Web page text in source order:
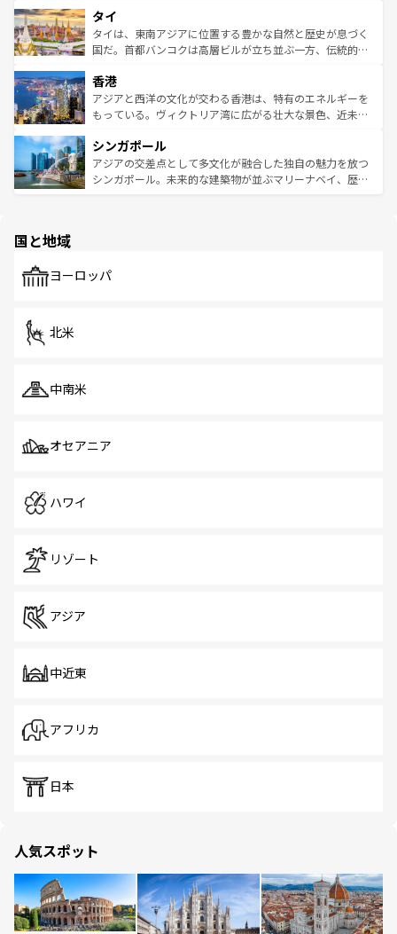
リティに包まれながら、韓国の多彩な魅力を心ゆくまで味
わってみてほしい。 なお、新着の韓国情報はコンテンツ一
覧を参照してほしい。
急速な発展と共に伝統が息づく。ハノイの古い町並みやホ
ーチミン市のフランス統治時代の建物も、独特の雰囲気を
醸し出している。また、バラエティの豊かさとおいしさで
とつ。フォーやバインミー、ベトナムコーヒーなどは、ぜ
ひ現地で味わいたい。どの地域を訪れてもあたたかい人々
が旅行者を迎えてくれるので、きっと忘れられない旅にな
参照してほしい。
タイ
タイは、東南アジアに位置する豊かな自然と歴史が息づく
国だ。首都バンコクは高層ビルが立ち並ぶ一方、伝統的な
の活気が交差している。北部ではチェンマイなどの山岳地
帯で自然と触れ合い、南部ではプーケットやクラビの美し
いビーチでリゾート気分を楽しむことができる。タイ料理
激する。気候は一年中温暖で、どの季節にも異なる楽しみ
が待っている。親しみやすいタイの人々、仏教を中心とし
た文化、そして多様な観光資源が、訪れる旅人を魅了し続
香港
アジアと西洋の文化が交わる香港は、特有のエネルギーを
もっている。ヴィクトリア湾に広がる壮大な景色、近未来
み、どこを訪れても感動するはず。観光スポットが密集し
ており、効率よく見どころを回れるのも魅力。息をのむよ
うな絶景から文化的な体験まで、香港を存分に楽しみ尽く
シンガポール
アジアの交差点として多文化が融合した独自の魅力を放つ
シンガポール。未来的な建築物が並ぶマリーナベイ、歴史
で、ホーカーズは地元の風情を楽しめる外せないスポット
国と地域
ヨーロッパ
北米
中南米
オセアニア
ハワイ
リゾート
アジア
中近東
アフリカ
日本
人気スポット